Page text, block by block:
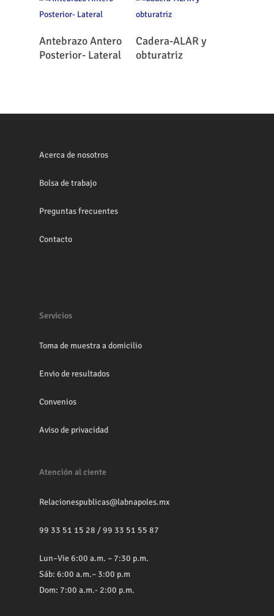
Leer Más
Antebrazo Antero
Posterior- Lateral
Leer Más
Cadera-ALAR y
obturatriz
Acerca de nosotros
Bolsa de trabajo
Preguntas frecuentes
Contacto
Servicios
Toma de muestra a domicilio
Envio de resultados
Convenios
Aviso de privacidad
Atención al ciente
Relacionespublicas@labnapoles.mx
99 33 51 15 28 /99 33 51 55 87
Lun–Vie 6:00 a.m. – 7:30 p.m.
Sáb: 6:00 a.m.– 3:00 p.m
Dom: 7:00 a.m.- 2:00 p.m.